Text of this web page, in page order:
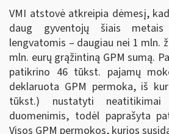
VMI atstovė atkreipia dėmesį,
daug gyventojų šiais metais
lengvatomis – daugiau nei 1 mln.
mln. eurų grąžintiną GPM sumą.
patikrino 46 tūkst. pajamų
deklaruota GPM permoka, iš
tūkst.) nustatyti
duomenimis, todėl paprašyta
Visos GPM permokos, kurios